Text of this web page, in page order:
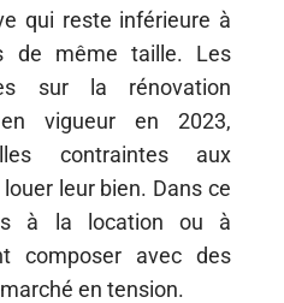
qui reste inférieure à
de même taille. Les
sur la rénovation
vigueur en 2023,
contraintes aux
leur bien. Dans ce
à la location ou à
composer avec des
en tension.